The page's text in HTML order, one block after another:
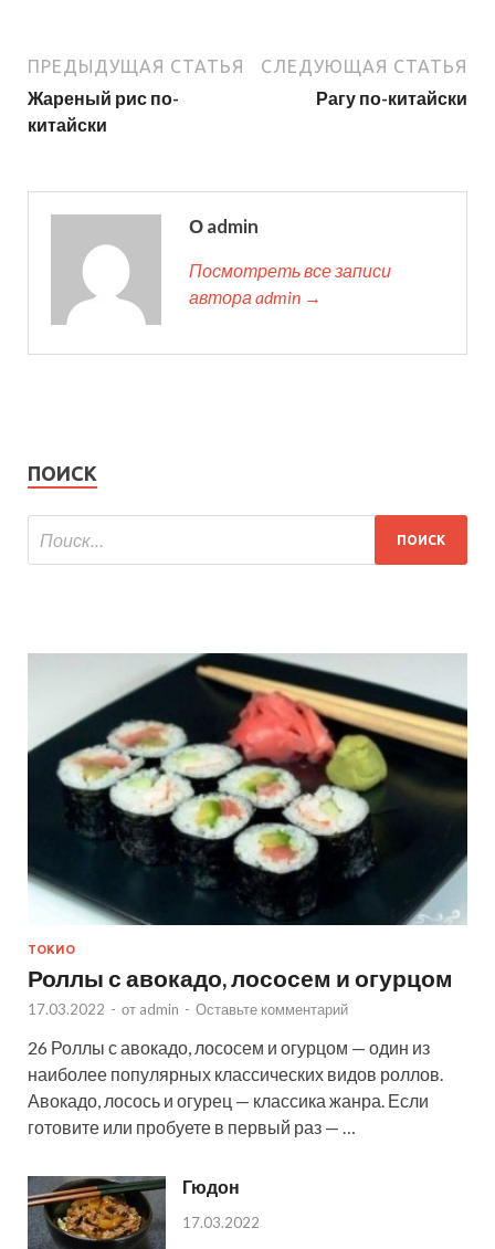
ПРЕДЫДУЩАЯ СТАТЬЯ
Жареный рис по-
китайски
СЛЕДУЮЩАЯ СТАТЬЯ
Рагу по-китайски
О admin
Посмотреть все записи
автора admin →
ПОИСК
ТОКИО
Роллы с авокадо, лососем и огурцом
17.03.2022 - от admin - Оставьте комментарий
26 Роллы с авокадо, лососем и огурцом — один из
наиболее популярных классических видов роллов.
Авокадо, лосось и огурец — классика жанра. Если
готовите или пробуете в первый раз — …
Гюдон
17.03.2022